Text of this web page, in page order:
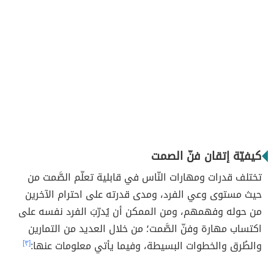
كيفيّة إتقان فنّ الصمت
تختلف قدرات ومهارات النّاس في قابلية تعلّم الصَّمت من
حيث مستوى وعي الفرد، ومدى قدرته على احترام الآخرين
من حوله وفهمهم، ومن الممكن أن يُدرّبَ الفرد نفسه على
اكتساب مهارة وفنّ الصَّمت؛ من خلال العديد من التمارين
والطُرق والخطوات البسيطة، وفيما يأتي معلومات عنها:[٣]